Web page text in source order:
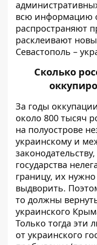
всю информацию
распространяют
расклеивают
Севастополь –
Сколько
За годы
около 800 тысяч
на полуострове
украинскому и
государства
границу, их
выдворить.
то должны
украинского
Только тогда эти
от украинского